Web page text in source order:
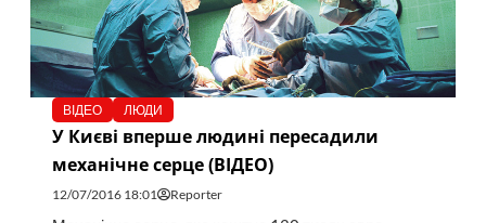
ВІДЕО ЛЮДИ
У Києві вперше людині пересадили
механічне серце (ВІДЕО)
12/07/2016 18:01 Reporter